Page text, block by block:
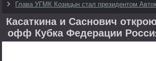
Глава УГМК Козицын стал президентом
Касаткина и Саснович
офф Кубка Федерации